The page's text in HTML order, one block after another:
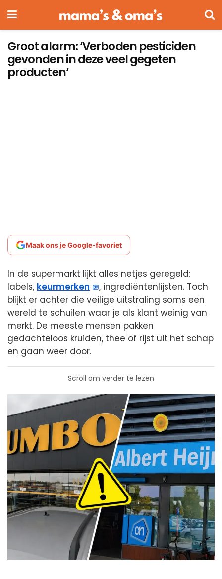
Groot alarm: ‘Verboden pesticiden
gevonden in deze veel gegeten
producten‘
Maak ons je Google-favoriet
In de supermarkt lijkt alles netjes geregeld:
labels, keurmerken
, ingrediëntenlijsten. Toch
blijkt er achter die veilige uitstraling soms een
wereld te schuilen waar je als klant weinig van
merkt. De meeste mensen pakken
gedachteloos kruiden, thee of rijst uit het schap
en gaan weer door.
Scroll om verder te lezen